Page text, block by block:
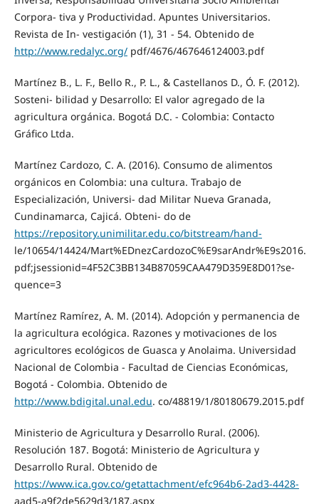
Corpora- tiva y Productividad. Apuntes Universitarios.
Revista de In- vestigación (1), 31 - 54. Obtenido de
http://www.redalyc.org/pdf/4676/467646124003.pdf
Martínez B., L. F., Bello R., P. L., & Castellanos D., Ó. F. (2012).
Sosteni- bilidad y Desarrollo: El valor agregado de la
agricultura orgánica. Bogotá D.C. - Colombia: Contacto
Gráfico Ltda.
Martínez Cardozo, C. A. (2016). Consumo de alimentos
orgánicos en Colombia: una cultura. Trabajo de
Especialización, Universi- dad Militar Nueva Granada,
Cundinamarca, Cajicá. Obteni- do de
https://repository.unimilitar.edu.co/bitstream/hand-
le/10654/14424/Mart%EDnezCardozoC%E9sarAndr%E9s2016.
pdf;jsessionid=4F52C3BB134B87059CAA479D359E8D01?se-
quence=3
Martínez Ramírez, A. M. (2014). Adopción y permanencia de
la agricultura ecológica. Razones y motivaciones de los
agricultores ecológicos de Guasca y Anolaima. Universidad
Nacional de Colombia - Facultad de Ciencias Económicas,
Bogotá - Colombia. Obtenido de
http://www.bdigital.unal.edu. co/48819/1/80180679.2015.pdf
Ministerio de Agricultura y Desarrollo Rural. (2006).
Resolución 187. Bogotá: Ministerio de Agricultura y
Desarrollo Rural. Obtenido de
https://www.ica.gov.co/getattachment/efc964b6-2ad3-4428-
aad5-a9f2de5629d3/187.aspx